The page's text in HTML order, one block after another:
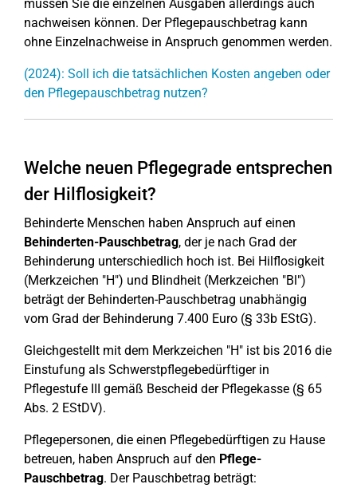
müssen Sie die einzelnen Ausgaben allerdings auch
nachweisen können. Der Pflegepauschbetrag kann
ohne Einzelnachweise in Anspruch genommen werden.
(2024): Soll ich die tatsächlichen Kosten angeben oder
den Pflegepauschbetrag nutzen?
Welche neuen Pflegegrade entsprechen
der Hilflosigkeit?
Behinderte Menschen haben Anspruch auf einen
Behinderten-Pauschbetrag, der je nach Grad der
Behinderung unterschiedlich hoch ist. Bei Hilflosigkeit
(Merkzeichen "H") und Blindheit (Merkzeichen "Bl")
beträgt der Behinderten-Pauschbetrag unabhängig
vom Grad der Behinderung 7.400 Euro (§ 33b EStG).
Gleichgestellt mit dem Merkzeichen "H" ist bis 2016 die
Einstufung als Schwerstpflegebedürftiger in
Pflegestufe III gemäß Bescheid der Pflegekasse (§ 65
Abs. 2 EStDV).
Pflegepersonen, die einen Pflegebedürftigen zu Hause
betreuen, haben Anspruch auf den Pflege-
Pauschbetrag. Der Pauschbetrag beträgt: